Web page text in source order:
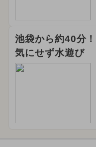
池袋から約40分
気にせず水遊び